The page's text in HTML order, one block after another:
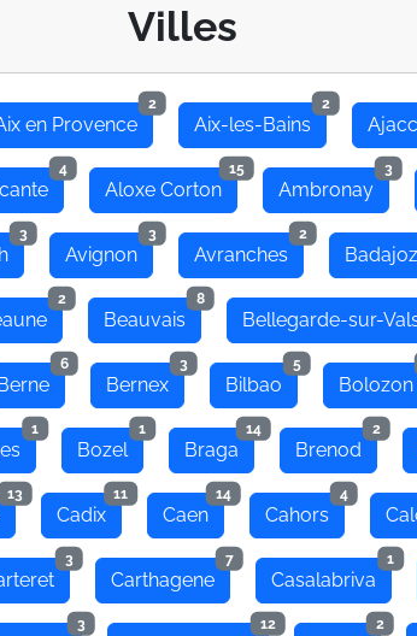
Villes
en Provence
2
Aix-les-Bains
2
4
Aloxe Corton
15
Ambronay
3
3
Avignon
3
Avranches
2
Badajoz
2
Beauvais
8
Bellegarde-sur-
6
Bernex
3
Bilbao
5
Bolozon
1
Bozel
1
Braga
14
Brenod
2
13
Cadix
11
Caen
14
Cahors
4
3
Carthagene
7
Casalabriva
1
3 12 2